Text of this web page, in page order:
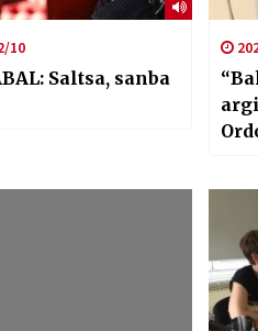
10
Saltsa, sanba